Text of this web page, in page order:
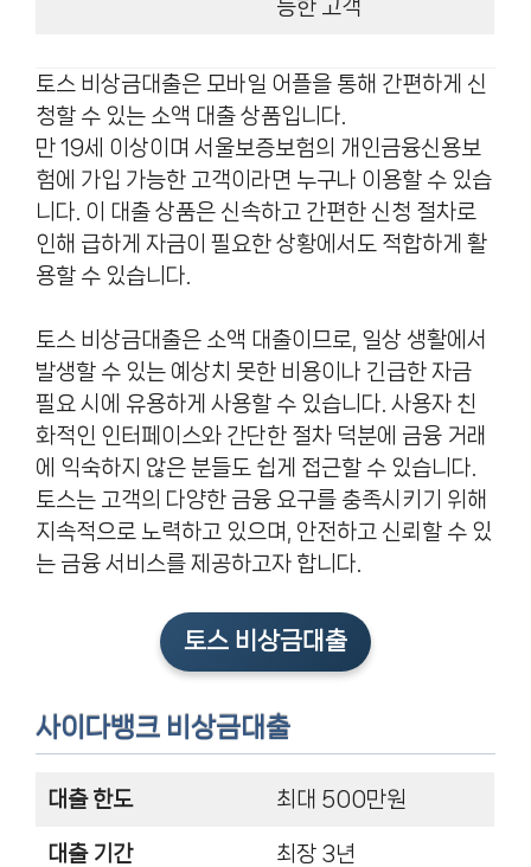
능한 고객
토스 비상금대출은 모바일 어플을 통해 간편하게 신
청할 수 있는 소액 대출 상품입니다.
만 19세 이상이며 서울보증보험의 개인금융신용보
험에 가입 가능한 고객이라면 누구나 이용할 수 있습
니다. 이 대출 상품은 신속하고 간편한 신청 절차로
인해 급하게 자금이 필요한 상황에서도 적합하게 활
용할 수 있습니다.
토스 비상금대출은 소액 대출이므로, 일상 생활에서
발생할 수 있는 예상치 못한 비용이나 긴급한 자금
필요 시에 유용하게 사용할 수 있습니다. 사용자 친
화적인 인터페이스와 간단한 절차 덕분에 금융 거래
에 익숙하지 않은 분들도 쉽게 접근할 수 있습니다.
토스는 고객의 다양한 금융 요구를 충족시키기 위해
지속적으로 노력하고 있으며, 안전하고 신뢰할 수 있
는 금융 서비스를 제공하고자 합니다.
토스 비상금대출
사이다뱅크 비상금대출
대출 한도 최대 500만원
대출 기간 최장 3년